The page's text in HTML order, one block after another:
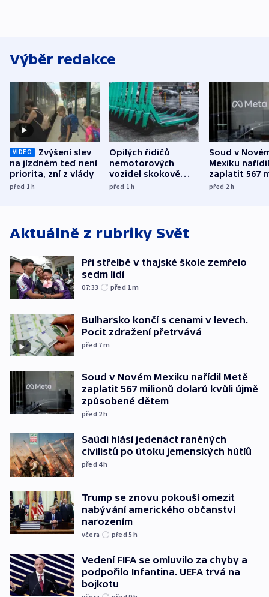
Výběr redakce
VIDEO
Zvýšení slev
na jízdném teď není
priorita, zní z vlády
před 1h
Opilých řidičů
nemotorových
vozidel skokově
přibylo, nejvíc ve
před 1h
Soud v
Mexiku
zaplatit 567
dolarů kvůli
před 2h
Aktuálně z rubriky Svět
Při střelbě v thajské škole zemřelo
sedm lidí
07:33 před 1m
Bulharsko končí s cenami v levech.
Pocit zdražení přetrvává
před 7m
Soud v Novém Mexiku nařídil Metě
zaplatit 567 milionů dolarů kvůli újmě
způsobené dětem
před 2h
Saúdi hlásí jedenáct raněných
civilistů po útoku jemenských hútíů
před 4h
Trump se znovu pokouší omezit
nabývání amerického občanství
narozením
včera před 5h
Vedení FIFA se omluvilo za chyby a
podpořilo Infantina. UEFA trvá na
bojkotu